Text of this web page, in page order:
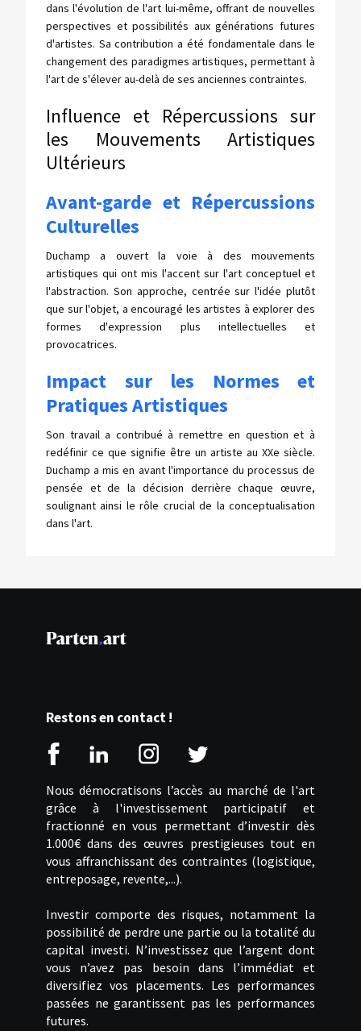
dans l'évolution de l'art lui-même, offrant de nouvelles
perspectives et possibilités aux générations futures
d'artistes. Sa contribution a été fondamentale dans le
changement des paradigmes artistiques, permettant à
l'art de s'élever au-delà de ses anciennes contraintes.
Influence et Répercussions sur
les Mouvements Artistiques
Ultérieurs
Avant-garde et Répercussions
Culturelles
Duchamp a ouvert la voie à des mouvements
artistiques qui ont mis l'accent sur l'art conceptuel et
l'abstraction. Son approche, centrée sur l'idée plutôt
que sur l'objet, a encouragé les artistes à explorer des
formes d'expression plus intellectuelles et
provocatrices.
Impact sur les Normes et
Pratiques Artistiques
Son travail a contribué à remettre en question et à
redéfinir ce que signifie être un artiste au XXe siècle.
Duchamp a mis en avant l'importance du processus de
pensée et de la décision derrière chaque œuvre,
soulignant ainsi le rôle crucial de la conceptualisation
dans l'art.
Restons en contact !
Nous démocratisons l’accès au marché de l'art
grâce à l'investissement participatif et
fractionné en vous permettant d’investir dès
1.000€ dans des œuvres prestigieuses tout en
vous affranchissant des contraintes (logistique,
entreposage, revente,...).
Investir comporte des risques, notamment la
possibilité de perdre une partie ou la totalité du
capital investi. N’investissez que l’argent dont
vous n’avez pas besoin dans l’immédiat et
diversifiez vos placements. Les performances
passées ne garantissent pas les performances
futures.